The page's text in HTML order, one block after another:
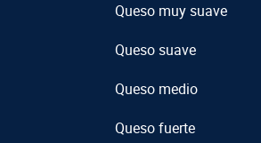
Queso muy suave
Queso suave
Queso medio
Queso fuerte